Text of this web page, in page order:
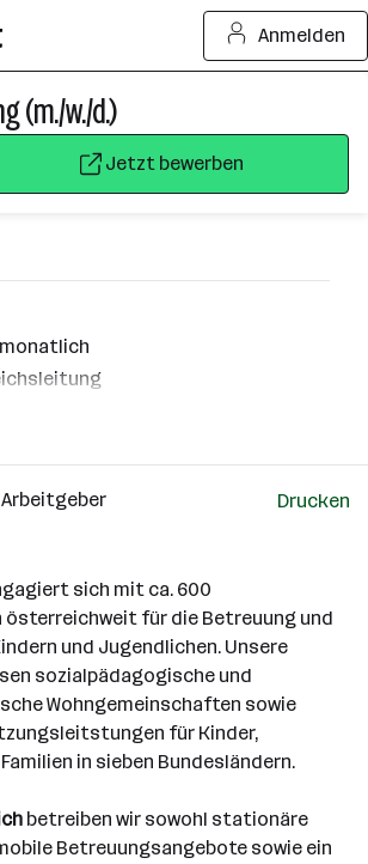
Anmelden
(m./w./d.)
Jetzt bewerben
monatlich
Arbeitgeber Drucken
sich mit ca. 600
österreichweit für die Betreuung und
und Jugendlichen. Unsere
sozialpädagogische und
Wohngemeinschaften sowie
für Kinder,
in sieben Bundesländern.
betreiben wir sowohl stationäre
Betreuungsangebote sowie ein